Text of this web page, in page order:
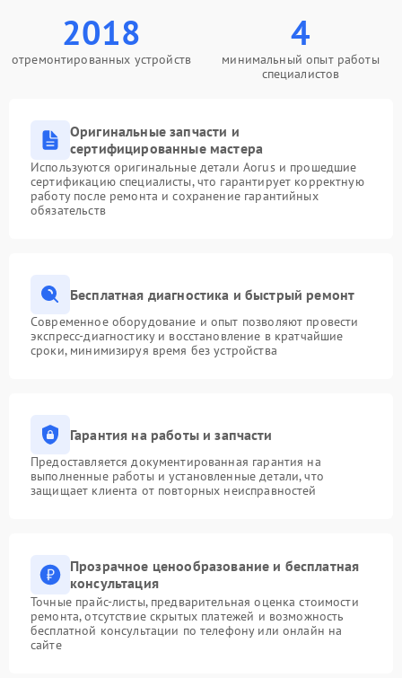
2018
отремонтированных устройств
4
минимальный опыт работы
специалистов
Оригинальные запчасти и
сертифицированные мастера
Используются оригинальные детали Aorus и прошедшие
сертификацию специалисты, что гарантирует корректную
работу после ремонта и сохранение гарантийных
обязательств
Бесплатная диагностика и быстрый ремонт
Современное оборудование и опыт позволяют провести
экспресс-диагностику и восстановление в кратчайшие
сроки, минимизируя время без устройства
Гарантия на работы и запчасти
Предоставляется документированная гарантия на
выполненные работы и установленные детали, что
защищает клиента от повторных неисправностей
Прозрачное ценообразование и бесплатная
консультация
Точные прайс-листы, предварительная оценка стоимости
ремонта, отсутствие скрытых платежей и возможность
бесплатной консультации по телефону или онлайн на
сайте